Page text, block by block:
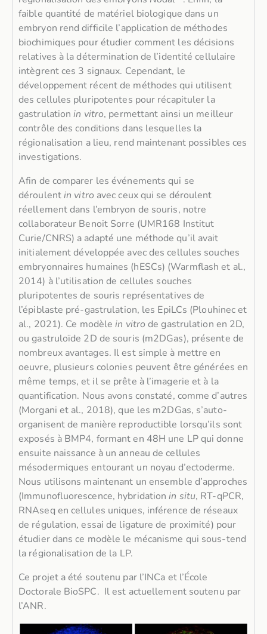
faible quantité de matériel biologique dans un
embryon rend difficile l’application de méthodes
biochimiques pour étudier comment les décisions
relatives à la détermination de l’identité cellulaire
intègrent ces 3 signaux. Cependant, le
développement récent de méthodes qui utilisent
des cellules pluripotentes pour récapituler la
gastrulationin vitro, permettant ainsi un meilleur
contrôle des conditions dans lesquelles la
régionalisation a lieu, rend maintenant possibles ces
investigations.
Afin de comparer les événements qui se
déroulentin vitro avec ceux qui se déroulent
réellement dans l’embryon de souris, notre
collaborateur Benoit Sorre (UMR168 Institut
Curie/CNRS) a adapté une méthode qu’il avait
initialement développée avec des cellules souches
embryonnaires humaines (hESCs) (Warmflash et al.,
2014) à l’utilisation de cellules souches
pluripotentes de souris représentatives de
l’épiblaste pré-gastrulation, les EpiLCs (Plouhinec et
al., 2021). Ce modèlein vitro de gastrulation en 2D,
ou gastruloïde 2D de souris (m2DGas), présente de
nombreux avantages. Il est simple à mettre en
oeuvre, plusieurs colonies peuvent être générées en
même temps, et il se prête à l’imagerie et à la
quantification. Nous avons constaté, comme d’autres
(Morgani et al., 2018), que les m2DGas, s’auto-
organisent de manière reproductible lorsqu’ils sont
exposés à BMP4, formant en 48H une LP qui donne
ensuite naissance à un anneau de cellules
mésodermiques entourant un noyau d’ectoderme.
Nous utilisons maintenant un ensemble d’approches
(Immunofluorescence, hybridationin situ, RT-qPCR,
RNAseq en cellules uniques, inférence de réseaux
de régulation, essai de ligature de proximité) pour
étudier dans ce modèle le mécanisme qui sous-tend
la régionalisation de la LP.
Ce projet a été soutenu par l’INCa et l’École
Doctorale BioSPC. Il est actuellement soutenu par
l’ANR.